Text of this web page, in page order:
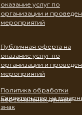
Политика обработки
персональных данных
оказание услуг по
организации и
мероприятий
Публичная оферта на
оказание услуг по
организации и
мероприятий
Свидетельство на
знак